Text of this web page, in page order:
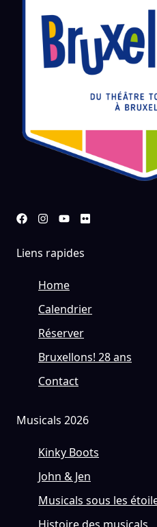
Liens rapides
Home
Calendrier
Réserver
Bruxellons! 28 ans
Contact
Musicals 2026
Kinky Boots
John & Jen
Musicals sous les
Histoire des musicals